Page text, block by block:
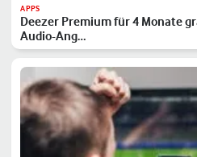
APPS
Deezer Premium für 4 Monate
Audio-Ang…